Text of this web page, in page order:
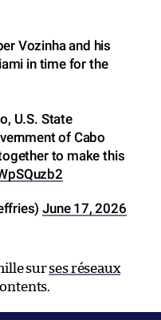
Vozinha and his
in time for the
U.S. State
of Cabo
to make this
June 17, 2026
surses réseaux